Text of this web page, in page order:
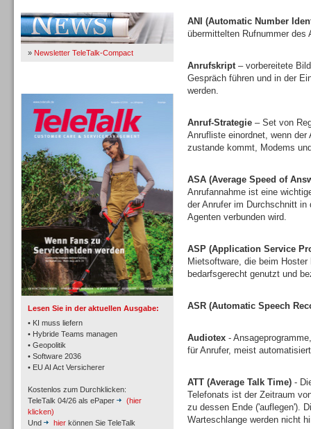
» Newsletter TeleTalk-Compact
Lesen Sie in der aktuellen Ausgabe:
• KI muss liefern
• Hybride Teams managen
• Geopolitik
• Software 2036
• EU AI Act Versicherer
Kostenlos zum Durchklicken:
TeleTalk 04/26 als ePaper
(hier
klicken)
Und
hier können Sie TeleTalk
TK- und ACD-Systeme
Workforce-Management
ANI (Automatic Number
übermittelten Rufnummer des
Anrufskript– vorbereitete
Gespräch führen und in der
werden.
Anruf-Strategie – Set von
Anrufliste einordnet, wenn
zustande kommt, Modems
ASA (Average Speed of
Anrufannahme ist eine
der Anrufer im Durchschnitt
Agenten verbunden wird.
ASP (Application Service
Mietsoftware, die beim
bedarfsgerecht genutzt und
ASR (Automatic Speech
Audiotex -
für Anrufer, meist
ATT (Average Talk Time) -
Telefonats ist der Zeitraum
zu dessen Ende ('auflegen').
Warteschlange werden nicht